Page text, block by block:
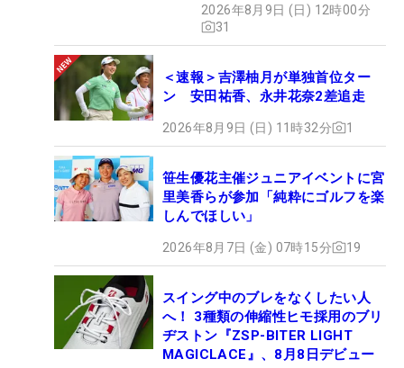
2026年8月9日 (日) 12時00分
31
＜速報＞吉澤柚月が単独首位ター
ン 安田祐香、永井花奈2差追走
2026年8月9日 (日) 11時32分 1
笹生優花主催ジュニアイベントに宮
里美香らが参加「純粋にゴルフを楽
しんでほしい」
2026年8月7日 (金) 07時15分 19
スイング中のブレをなくしたい人
へ！ 3種類の伸縮性ヒモ採用のブリ
ヂストン『ZSP-BITER LIGHT
MAGICLACE』、8月8日デビュー